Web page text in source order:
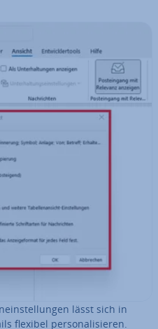
lässt sich in
flexibel per­so­na­li­sie­ren.